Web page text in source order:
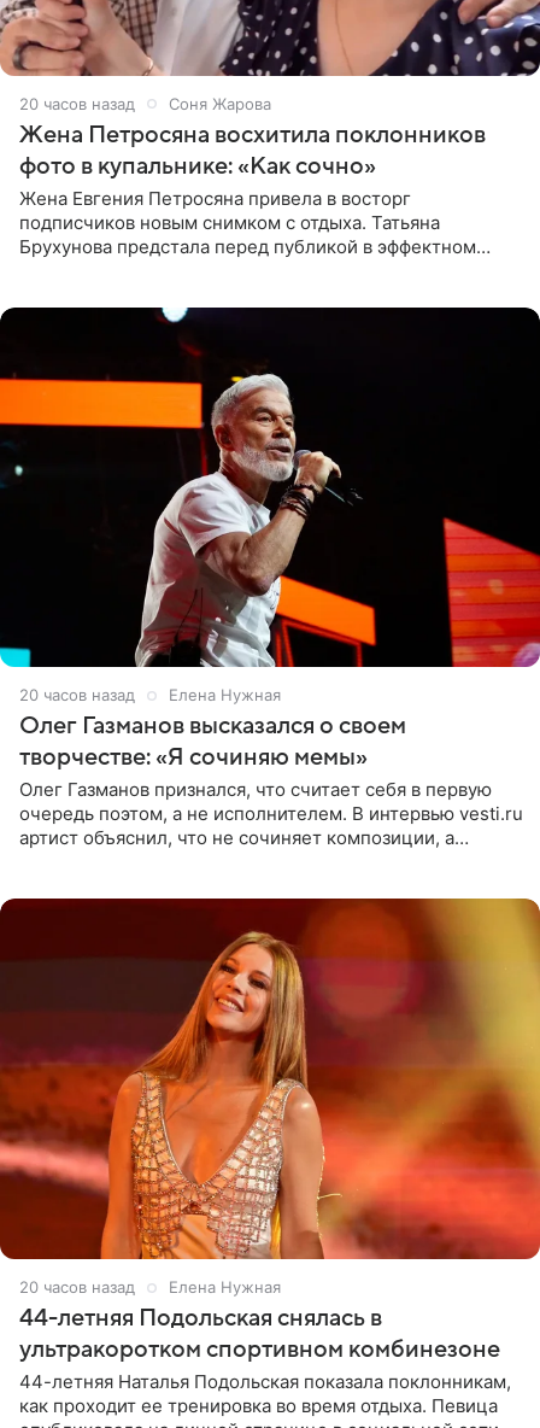
20 часов назад Соня Жарова
Жена Петросяна восхитила поклонников
фото в купальнике: «Как сочно»
Жена Евгения Петросяна привела в восторг
подписчиков новым снимком с отдыха. Татьяна
Брухунова предстала перед публикой в эффектном
20 часов назад Елена Нужная
Олег Газманов высказался о своем
творчестве: «Я сочиняю мемы»
Олег Газманов признался, что считает себя в первую
очередь поэтом, а не исполнителем. В интервью vesti.ru
артист объяснил, что не сочиняет композиции, а
20 часов назад Елена Нужная
44-летняя Подольская снялась в
ультракоротком спортивном комбинезоне
44-летняя Наталья Подольская показала поклонникам,
как проходит ее тренировка во время отдыха. Певица